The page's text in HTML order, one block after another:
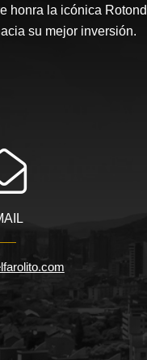
honra la icónica
su mejor inversión.